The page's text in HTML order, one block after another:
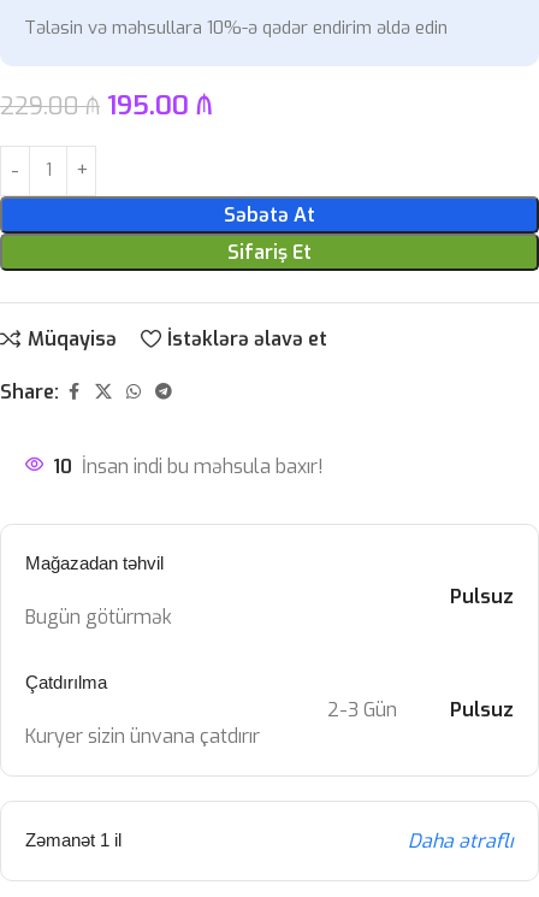
Tələsin və məhsullara 10%-ə qədər endirim əldə edin
229.00₼ 195.00 ₼
Səbətə At
Sifariş Et
Müqayisə İstəklərə əlavə et
Share:
10 İnsan indi bu məhsula baxır!
Mağazadan təhvil
Bugün götürmək
Pulsuz
Çatdırılma
Kuryer sizin ünvana çatdırır
2-3 Gün Pulsuz
Zəmanət 1 il Daha ətraflı